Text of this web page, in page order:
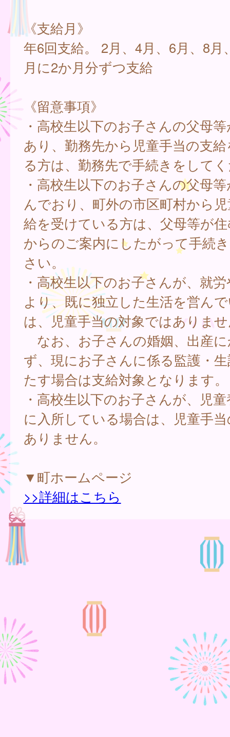
《支給月》
年6回支給。 2月、4月、6月、8月
月に2か月分ずつ支給
《留意事項》
・高校生以下のお子さんの父母
あり、勤務先から児童手当の支
る方は、勤務先で手続きをして
・高校生以下のお子さんの父母
んでおり、町外の市区町村から
給を受けている方は、父母等が
からのご案内にしたがって手続
さい。
・高校生以下のお子さんが、就
より、既に独立した生活を営ん
は、児童手当の対象ではありま
なお、お子さんの婚姻、出産
ず、現にお子さんに係る監護・
たす場合は支給対象となります。
・高校生以下のお子さんが、児
に入所している場合は、児童手
ありません。
▼町ホームページ
>>詳細はこちら